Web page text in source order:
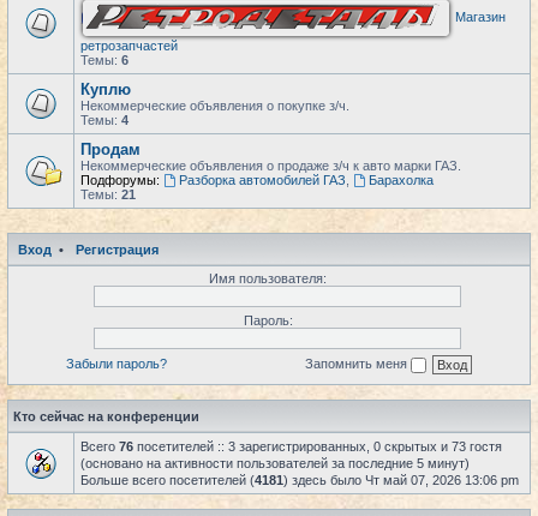
Магазин
ретрозапчастей
Темы: 6
Куплю
Некоммерческие объявления о покупке з/ч.
Темы: 4
Продам
Некоммерческие объявления о продаже з/ч к авто марки ГАЗ.
Подфорумы:
Разборка автомобилей ГАЗ
Барахолка
Темы: 21
Вход •
Регистрация
Имя пользователя:
Пароль:
Забыли пароль? Запомнить меня
Кто сейчас на конференции
Всего 76 посетителей :: 3 зарегистрированных, 0 скрытых и 73 гостя
(основано на активности пользователей за последние 5 минут)
Больше всего посетителей (4181) здесь было Чт май 07, 2026 13:06 pm